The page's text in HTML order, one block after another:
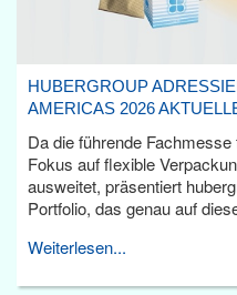
HUBERGROUP
AMERICAS 2026
Da die führende
Fokus auf flexible
ausweitet, präsentiert
Portfolio, das genau auf
Weiterlesen...